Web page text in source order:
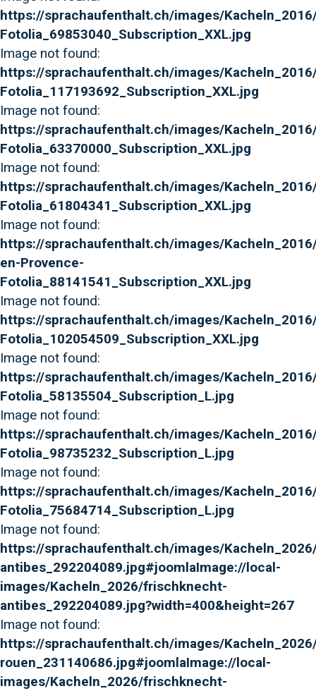
https://sprachaufenthalt.ch/images/
Fotolia_69853040_Subscription_XXL.jpg
Image not found:
https://sprachaufenthalt.ch/images/
Fotolia_117193692_Subscription_XXL.jpg
Image not found:
https://sprachaufenthalt.ch/images/
Fotolia_63370000_Subscription_XXL.jpg
Image not found:
https://sprachaufenthalt.ch/images/
Fotolia_61804341_Subscription_XXL.jpg
Image not found:
https://sprachaufenthalt.ch/images/
en-Provence-
Fotolia_88141541_Subscription_XXL.jpg
Image not found:
https://sprachaufenthalt.ch/images/
Fotolia_102054509_Subscription_XXL.jpg
Image not found:
https://sprachaufenthalt.ch/images/
Fotolia_58135504_Subscription_L.jpg
Image not found:
https://sprachaufenthalt.ch/images/
Fotolia_98735232_Subscription_L.jpg
Image not found:
https://sprachaufenthalt.ch/images/
Fotolia_75684714_Subscription_L.jpg
Image not found:
https://sprachaufenthalt.ch/images/
antibes_292204089.jpg#joomlaImage://local-
images/Kacheln_2026/frischknecht-
antibes_292204089.jpg?width=400&height=267
Image not found:
https://sprachaufenthalt.ch/images/
rouen_231140686.jpg#joomlaImage://local-
images/Kacheln_2026/frischknecht-